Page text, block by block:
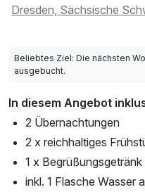
Dresden, Sächsische
Beliebtes Ziel: Die nächsten
ausgebucht.
In diesem Angebot
2 Übernachtungen
2 x reichhaltiges
1 x Begrüßungsgetränk
inkl. 1 Flasche Wasser